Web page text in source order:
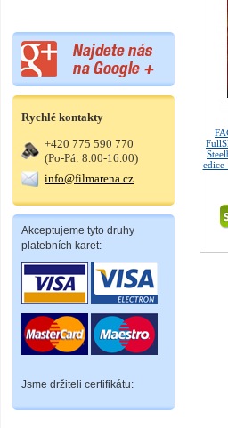
Rychlé kontakty
+420 775 590 770
(Po-Pá: 8.00-16.00)
info@filmarena.cz
Akceptujeme tyto druhy
platebních karet:
Jsme držiteli certifikátu:
edice